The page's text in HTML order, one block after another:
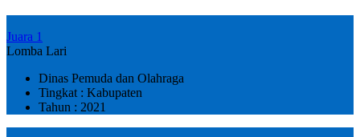
Juara 1
Lomba Lari
Dinas Pemuda dan Olahraga
Tingkat : Kabupaten
Tahun : 2021